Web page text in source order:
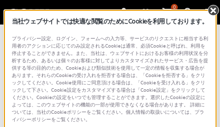
0
サウンドバー／ホームシアターシステム
オプションスピーカー（別売りのサブウーファー／
リアスピーカー）とつなぐ
当社ウェブサイトでは快適な閲覧のためにCookieを利用しております。
プライバシー設定、ログイン、フォームへの入力等、サービスのリクエストに相当する利
用者のアクションに応じてのみ設定されるCookieは通常、必須Cookieと呼ばれ、利用を
停止することができません。また、当社は、ウェブサイトにおけるお客様の利用状況を分
析するため、あるいは個々のお客様に対してよりカスタマイズされたサービス・広告を提
供する等の目的のため、Cookieおよび類似技術を使用して一定の情報を収集する場合が
あります。それらのCookieの受け入れを拒否する場合は、「Cookieを拒否する」をクリ
ックしてください。Cookie使用にご同意頂ける場合は、「Cookieを受け入れる」をクリ
ックして下さい。Cookie設定をカスタマイズする場合は「Cookie設定」をクリックして
ください。Cookieの設定をいつでも管理することができます。選択したCookieの設定に
よっては、このウェブサイトの機能の一部が使用できなくなる場合があります。 詳細に
ついては、当社のCookieポリシーをご覧ください。個人情報の取扱いについては、プラ
イバシーポリシーをご覧ください。